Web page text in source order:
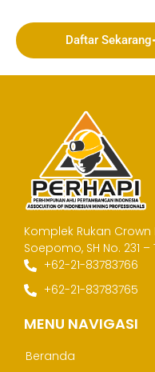
Daftar Sekarang
Komplek Rukan Crown
Soepomo, SH No. 231
+62-21-83783766
+62-21-83783765
MENU NAVIGASI
Beranda